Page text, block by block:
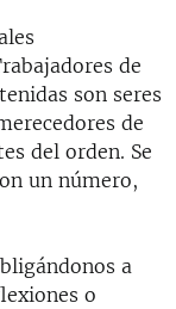
de
son seres
de
del orden. Se
un número,
a
o